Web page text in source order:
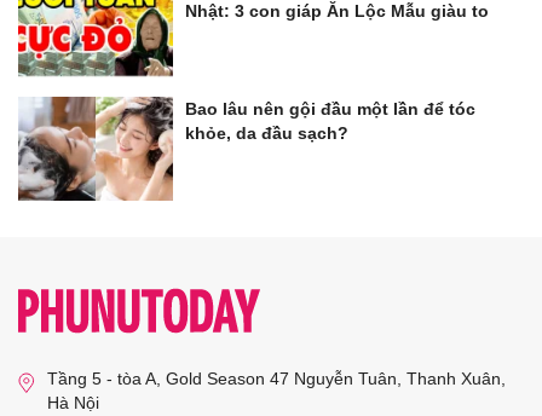
Nhật: 3 con giáp Ăn Lộc Mẫu giàu to
Bao lâu nên gội đầu một lần để tóc
khỏe, da đầu sạch?
Tầng 5 - tòa A, Gold Season 47 Nguyễn Tuân, Thanh Xuân,
Hà Nội